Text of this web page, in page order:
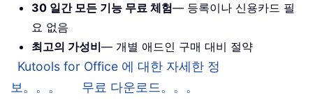
30 일간 모든 기능 무료 체험— 등록이나 신용카드 필
요 없음
최고의 가성비— 개별 애드인 구매 대비 절약
Kutools for Office 에 대한 자세한 정
보。。。
무료 다운로드。。。